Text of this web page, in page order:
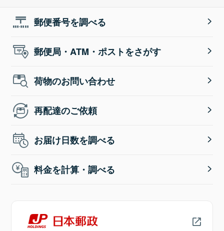
郵便番号を調べる
郵便局・ATM・ポストをさがす
荷物のお問い合わせ
再配達のご依頼
お届け日数を調べる
料金を計算・調べる